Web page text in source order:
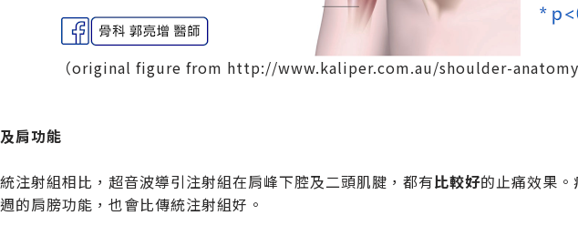
（original figure from http://www.kaliper.com.au/shoulder-
肩功能
注射組相比，超音波導引注射組在肩峰下腔及二頭肌腱，都有比較好的止痛效果
的肩膀功能，也會比傳統注射組好。